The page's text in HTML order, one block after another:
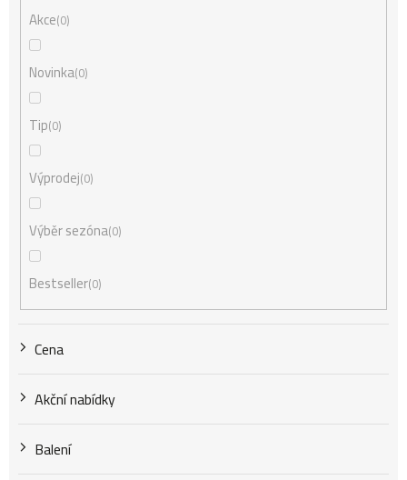
d
u
k
Akce 0
Novinka 0
Tip 0
Výprodej 0
Výběr sezóna 0
Bestseller 0
Cena
Akční nabídky
Balení